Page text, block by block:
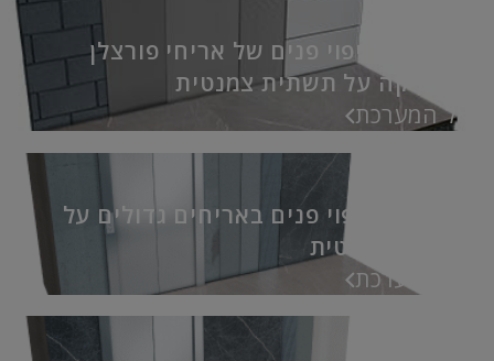
מערכת לחיפוי פנים של אריחי פורצלן
וקרמיקה על תשתית צמנטית
אל המערכת
מערכת לחיפוי פנים באריחים גדולים על
תשתית צמנטית
אל המערכת